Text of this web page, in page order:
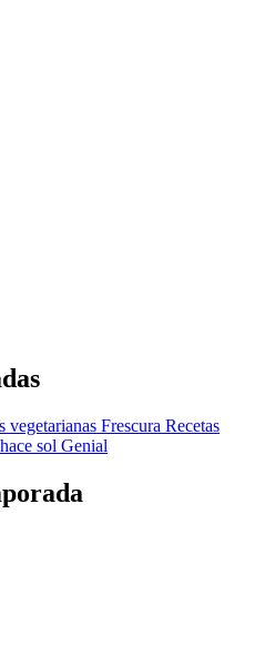
vegetarianas Frescura Recetas
sol Genial